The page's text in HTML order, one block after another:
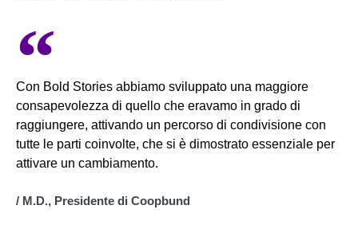
Con Bold Stories abbiamo sviluppato una maggiore
consapevolezza di quello che eravamo in grado di
raggiungere, attivando un percorso di condivisione con
tutte le parti coinvolte, che si è dimostrato essenziale per
attivare un cambiamento.​
/ M.D., Presidente di Coopbund​